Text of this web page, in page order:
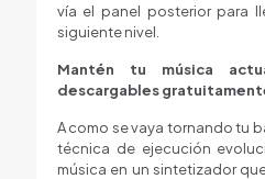
vía el panel posterior para
siguiente nivel.
Mantén tu música
descargables
A como se vaya tornando tu
técnica de ejecución
música en un sintetizador